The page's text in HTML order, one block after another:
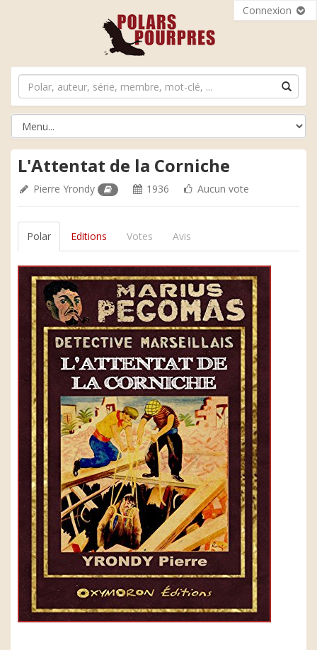
Connexion
L'Attentat de la Corniche
Pierre Yrondy 1936 Aucun vote
Polar Editions Votes Avis